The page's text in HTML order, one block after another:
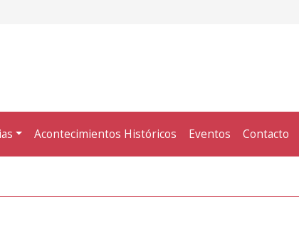
Acontecimientos Históricos Eventos Contacto